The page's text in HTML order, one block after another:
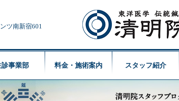
ツ南新宿601
診事業部 料金・施術案内 スタッフ紹介